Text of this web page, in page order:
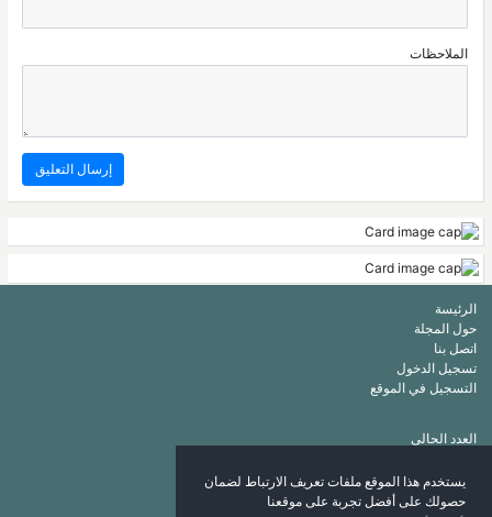
يستخدم هذا الموقع ملفات تعريف الارتباط لضمان
حصولك على أفضل تجربة على موقعنا
الملاحظات
الرئيسة
حول المجلة
اتصل بنا
تسجيل الدخول
التسجيل في الموقع
العدد الحالي
قائمة الكلمات الرئيسة
قائمة المؤلفين